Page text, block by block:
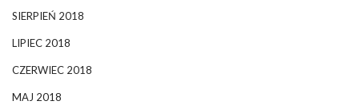
SIERPIEŃ 2018
LIPIEC 2018
CZERWIEC 2018
MAJ 2018